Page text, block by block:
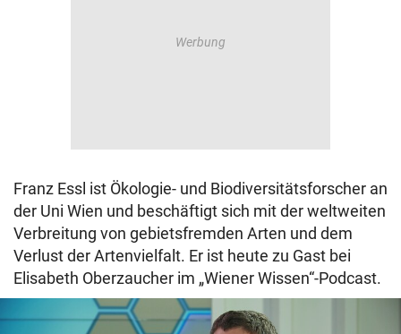
Franz Essl ist Ökologie- und Biodiversitätsforscher an
der Uni Wien und beschäftigt sich mit der weltweiten
Verbreitung von gebietsfremden Arten und dem
Verlust der Artenvielfalt. Er ist heute zu Gast bei
Elisabeth Oberzaucher im „Wiener Wissen“-Podcast.